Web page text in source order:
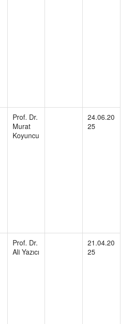
Prof. Dr.
Murat
Koyuncu
24.06.20
25
Prof. Dr.
Ali Yazıcı
21.04.20
25